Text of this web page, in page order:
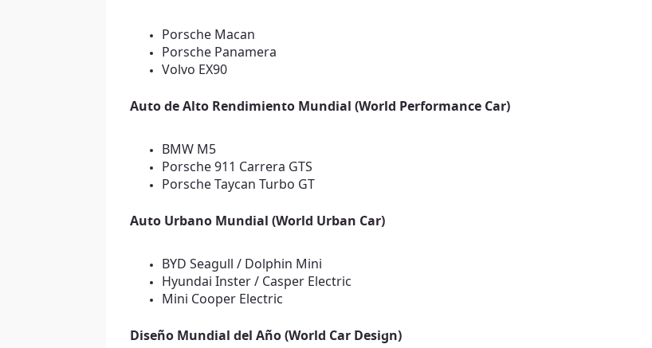
Porsche Macan
Porsche Panamera
Volvo EX90
Auto de Alto Rendimiento Mundial (World Performance Car)
BMW M5
Porsche 911 Carrera GTS
Porsche Taycan Turbo GT
Auto Urbano Mundial (World Urban Car)
BYD Seagull / Dolphin Mini
Hyundai Inster / Casper Electric
Mini Cooper Electric
Diseño Mundial del Año (World Car Design)